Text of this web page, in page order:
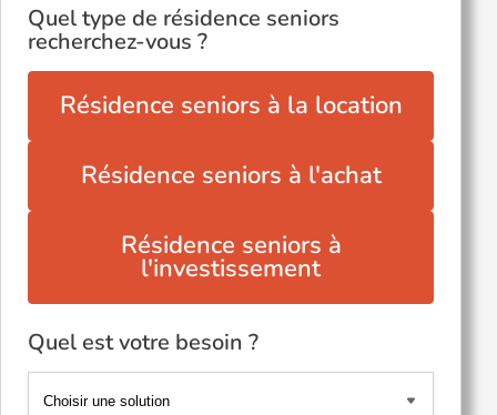
Quel type de résidence seniors
recherchez-vous ?
Résidence seniors à la location
Résidence seniors à l'achat
Résidence seniors à
l'investissement
Quel est votre besoin ?